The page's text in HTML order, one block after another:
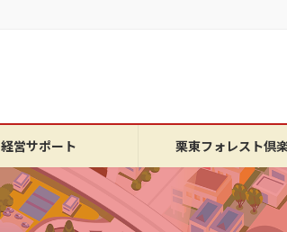
経営サポート 栗東フォレスト倶